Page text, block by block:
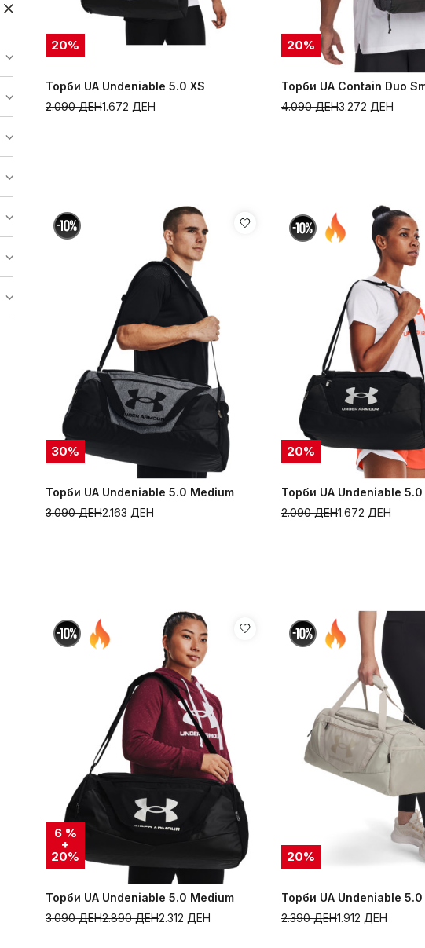
20%
Торби UA Undeniable 5.0 XS
1.672 ДЕН
2.090ДЕН
20%
Торби UA Contain Duo
3.272 ДЕН
4.090ДЕН
30%
Торби UA Undeniable 5.0 Medium
2.163 ДЕН
3.090ДЕН
20%
Торби UA Undeniable 5.0
1.672 ДЕН
2.090ДЕН
6 %
20%
Торби UA Undeniable 5.0 Medium
2.312 ДЕН
2.890ДЕН
3.090ДЕН
20%
Торби UA Undeniable 5.0
1.912 ДЕН
2.390ДЕН